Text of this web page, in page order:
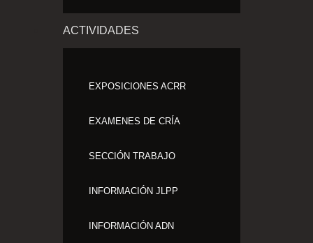
ACTIVIDADES
EXPOSICIONES ACRR
EXAMENES DE CRÍA
SECCIÓN TRABAJO
INFORMACIÓN JLPP
INFORMACIÓN ADN